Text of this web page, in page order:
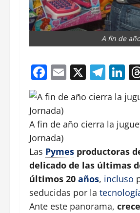
A fin de
Facebook
Email
X
A fin de año cierra la
Jornada)
Las Pymes productoras
delicado de las últimas
últimos 20 años, incluso
seducidas por la
Ante este panorama,